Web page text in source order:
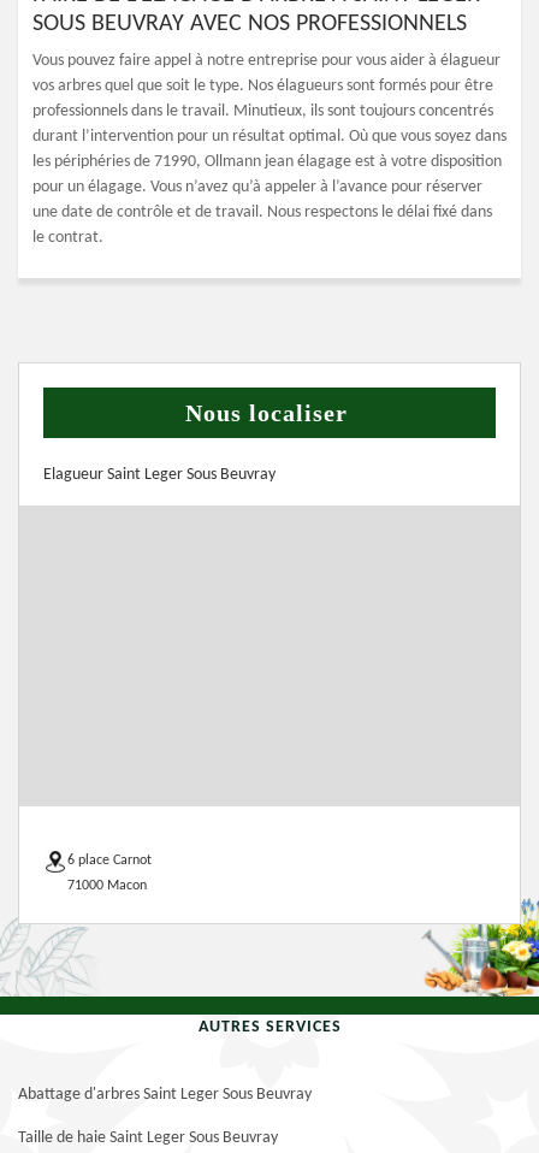
SOUS BEUVRAY AVEC NOS PROFESSIONNELS
Vous pouvez faire appel à notre entreprise pour vous aider à élagueur
vos arbres quel que soit le type. Nos élagueurs sont formés pour être
professionnels dans le travail. Minutieux, ils sont toujours concentrés
durant l’intervention pour un résultat optimal. Où que vous soyez dans
les périphéries de 71990, Ollmann jean élagage est à votre disposition
pour un élagage. Vous n’avez qu’à appeler à l’avance pour réserver
une date de contrôle et de travail. Nous respectons le délai fixé dans
le contrat.
Nous localiser
Elagueur Saint Leger Sous Beuvray
6 place Carnot
71000 Macon
AUTRES SERVICES
Abattage d'arbres Saint Leger Sous Beuvray
Taille de haie Saint Leger Sous Beuvray